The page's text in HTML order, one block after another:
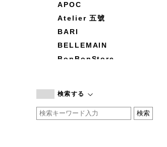
APOC
Atelier 五號
BARI
BELLEMAIN
BonBonStore
by basics
CATWORTH
検索する